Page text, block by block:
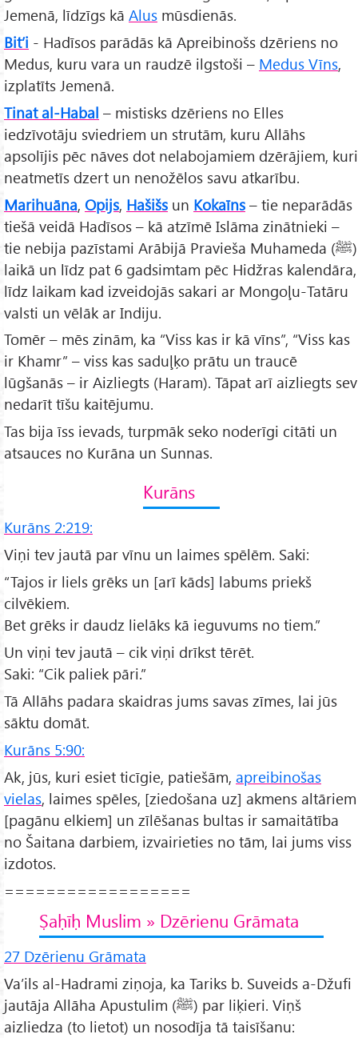
Jemenā, līdzīgs kā Alus mūsdienās.
Bit’i - Hadīsos parādās kā Apreibinošs dzēriens no
Medus, kuru vara un raudzē ilgstoši – Medus Vīns,
izplatīts Jemenā.
Tinat al-Habal – mistisks dzēriens no Elles
iedzīvotāju sviedriem un strutām, kuru Allāhs
apsolījis pēc nāves dot nelabojamiem dzērājiem, kuri
neatmetīs dzert un nenožēlos savu atkarību.
Marihuāna, Opijs, Hašišs un Kokaīns – tie neparādās
tiešā veidā Hadīsos – kā atzīmē Islāma zinātnieki –
tie nebija pazīstami Arābijā Pravieša Muhameda (ﷺ)
laikā un līdz pat 6 gadsimtam pēc Hidžras kalendāra,
līdz laikam kad izveidojās sakari ar Mongoļu-Tatāru
valsti un vēlāk ar Indiju.
Tomēr – mēs zinām, ka “Viss kas ir kā vīns”, “Viss kas
ir Khamr” – viss kas saduļķo prātu un traucē
lūgšanās – ir Aizliegts (Haram). Tāpat arī aizliegts sev
nedarīt tīšu kaitējumu.
Tas bija īss ievads, turpmāk seko noderīgi citāti un
atsauces no Kurāna un Sunnas.
Kurāns
Kurāns 2:219:
Viņi tev jautā par vīnu un laimes spēlēm. Saki:
“Tajos ir liels grēks un [arī kāds] labums priekš
cilvēkiem.
Bet grēks ir daudz lielāks kā ieguvums no tiem.”
Un viņi tev jautā – cik viņi drīkst tērēt.
Saki: “Cik paliek pāri.”
Tā Allāhs padara skaidras jums savas zīmes, lai jūs
sāktu domāt.
Kurāns 5:90:
Ak, jūs, kuri esiet ticīgie, patiešām, apreibinošas
vielas, laimes spēles, [ziedošana uz] akmens altāriem
[pagānu elkiem] un zīlēšanas bultas ir samaitātība
no Šaitana darbiem, izvairieties no tām, lai jums viss
izdotos.
==================
Ṣaḥīḥ Muslim » Dzērienu Grāmata
27 Dzērienu Grāmata
Va’ils al-Hadrami ziņoja, ka Tariks b. Suveids a-Džufi
jautāja Allāha Apustulim (ﷺ) par liķieri. Viņš
aizliedza (to lietot) un nosodīja tā taisīšanu: